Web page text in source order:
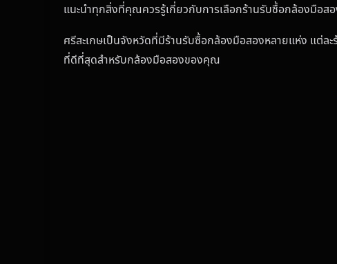
แนะนำทุกสิ่งที่คุณควรรู้เกี่ยวกับการเลือกร้านรับซื้อกล้องมือ
ศรีสะเกษเป็นจังหวัดที่มีร้านรับซื้อกล้องมือสองหลายแห่ง แต่ล
ที่ดีที่สุดสำหรับกล้องมือสองของคุณ